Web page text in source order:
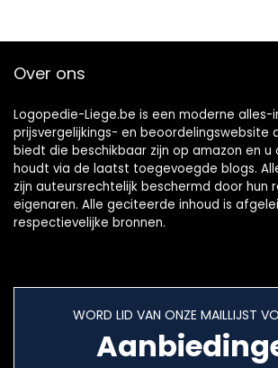
Over ons
Logopedie-Liege.be is een moderne alles-
prijsvergelijkings- en beoordelingswebsite
biedt die beschikbaar zijn op amazon en
houdt via de laatst toegevoegde blogs.
zijn auteursrechtelijk beschermd door hun
eigenaren. Alle geciteerde inhoud is
respectievelijke bronnen.
WORD LID VAN ONZE MAILLIJST